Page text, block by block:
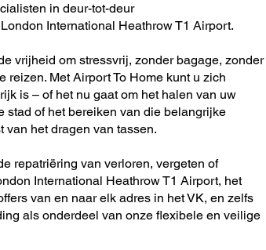
in deur-tot-deur
International Heathrow T1 Airport.
vrijheid om stressvrij, zonder bagage, zonder
reizen. Met Airport To Home kunt u zich
is – of het nu gaat om het halen van uw
stad of het bereiken van die belangrijke
van het dragen van tassen.
repatriëring van verloren, vergeten of
International Heathrow T1 Airport, het
van en naar elk adres in het VK, en zelfs
als onderdeel van onze flexibele en veilige